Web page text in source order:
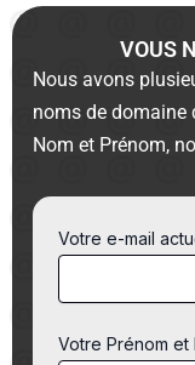
VOUS
Nous avons
noms de domaine
Nom et Prénom,
Votre e-mail
Votre Prénom et